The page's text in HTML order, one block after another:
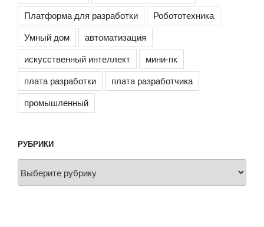
Платформа для разработки
Робототехника
Умный дом
автоматизация
искусственный интеллект
мини-пк
плата разработки
плата разработчика
промышленный
РУБРИКИ